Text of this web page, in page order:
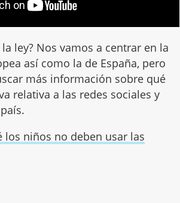
ley? Nos vamos a centrar en la
así como la de España, pero
más información sobre qué
relativa a las redes sociales y
los niños no deben usar las